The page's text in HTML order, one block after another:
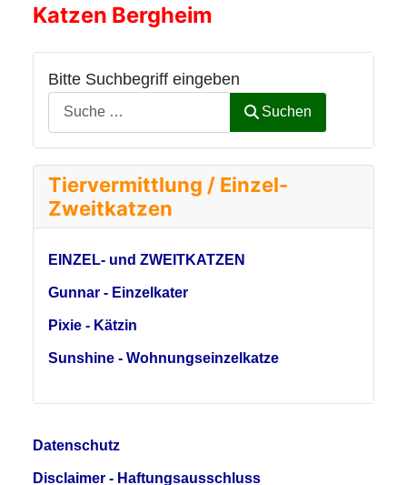
Bitte Suchbegriff eingeben
Suchen
Tiervermittlung / Einzel-
Zweitkatzen
EINZEL- und ZWEITKATZEN
Gunnar - Einzelkater
Pixie - Kätzin
Sunshine - Wohnungseinzelkatze
Katzen Bergheim
Datenschutz
Disclaimer - Haftungsausschluss